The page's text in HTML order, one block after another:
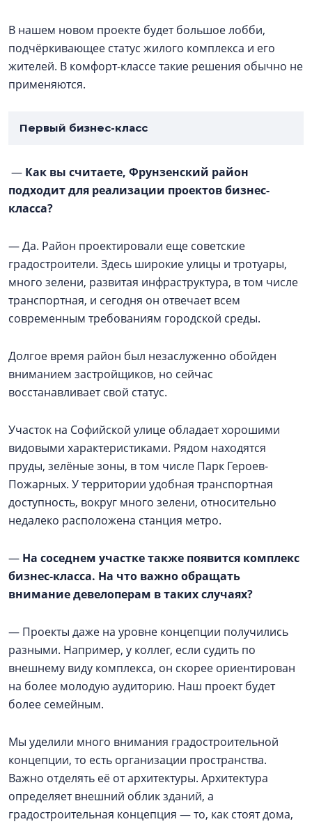
В нашем новом проекте будет большое лобби,
подчёркивающее статус жилого комплекса и его
жителей. В комфорт-классе такие решения обычно не
применяются.
Первый бизнес-класс
— Как вы считаете, Фрунзенский район
подходит для реализации проектов бизнес-
класса?
— Да. Район проектировали еще советские
градостроители. Здесь широкие улицы и тротуары,
много зелени, развитая инфраструктура, в том числе
транспортная, и сегодня он отвечает всем
современным требованиям городской среды.
Долгое время район был незаслуженно обойден
вниманием застройщиков, но сейчас
восстанавливает свой статус.
Участок на Софийской улице обладает хорошими
видовыми характеристиками. Рядом находятся
пруды, зелёные зоны, в том числе Парк Героев-
Пожарных. У территории удобная транспортная
доступность, вокруг много зелени, относительно
недалеко расположена станция метро.
— На соседнем участке также появится комплекс
бизнес-класса. На что важно обращать
внимание девелоперам в таких случаях?
— Проекты даже на уровне концепции получились
разными. Например, у коллег, если судить по
внешнему виду комплекса, он скорее ориентирован
на более молодую аудиторию. Наш проект будет
более семейным.
Мы уделили много внимания градостроительной
концепции, то есть организации пространства.
Важно отделять её от архитектуры. Архитектура
определяет внешний облик зданий, а
градостроительная концепция — то, как стоят дома,